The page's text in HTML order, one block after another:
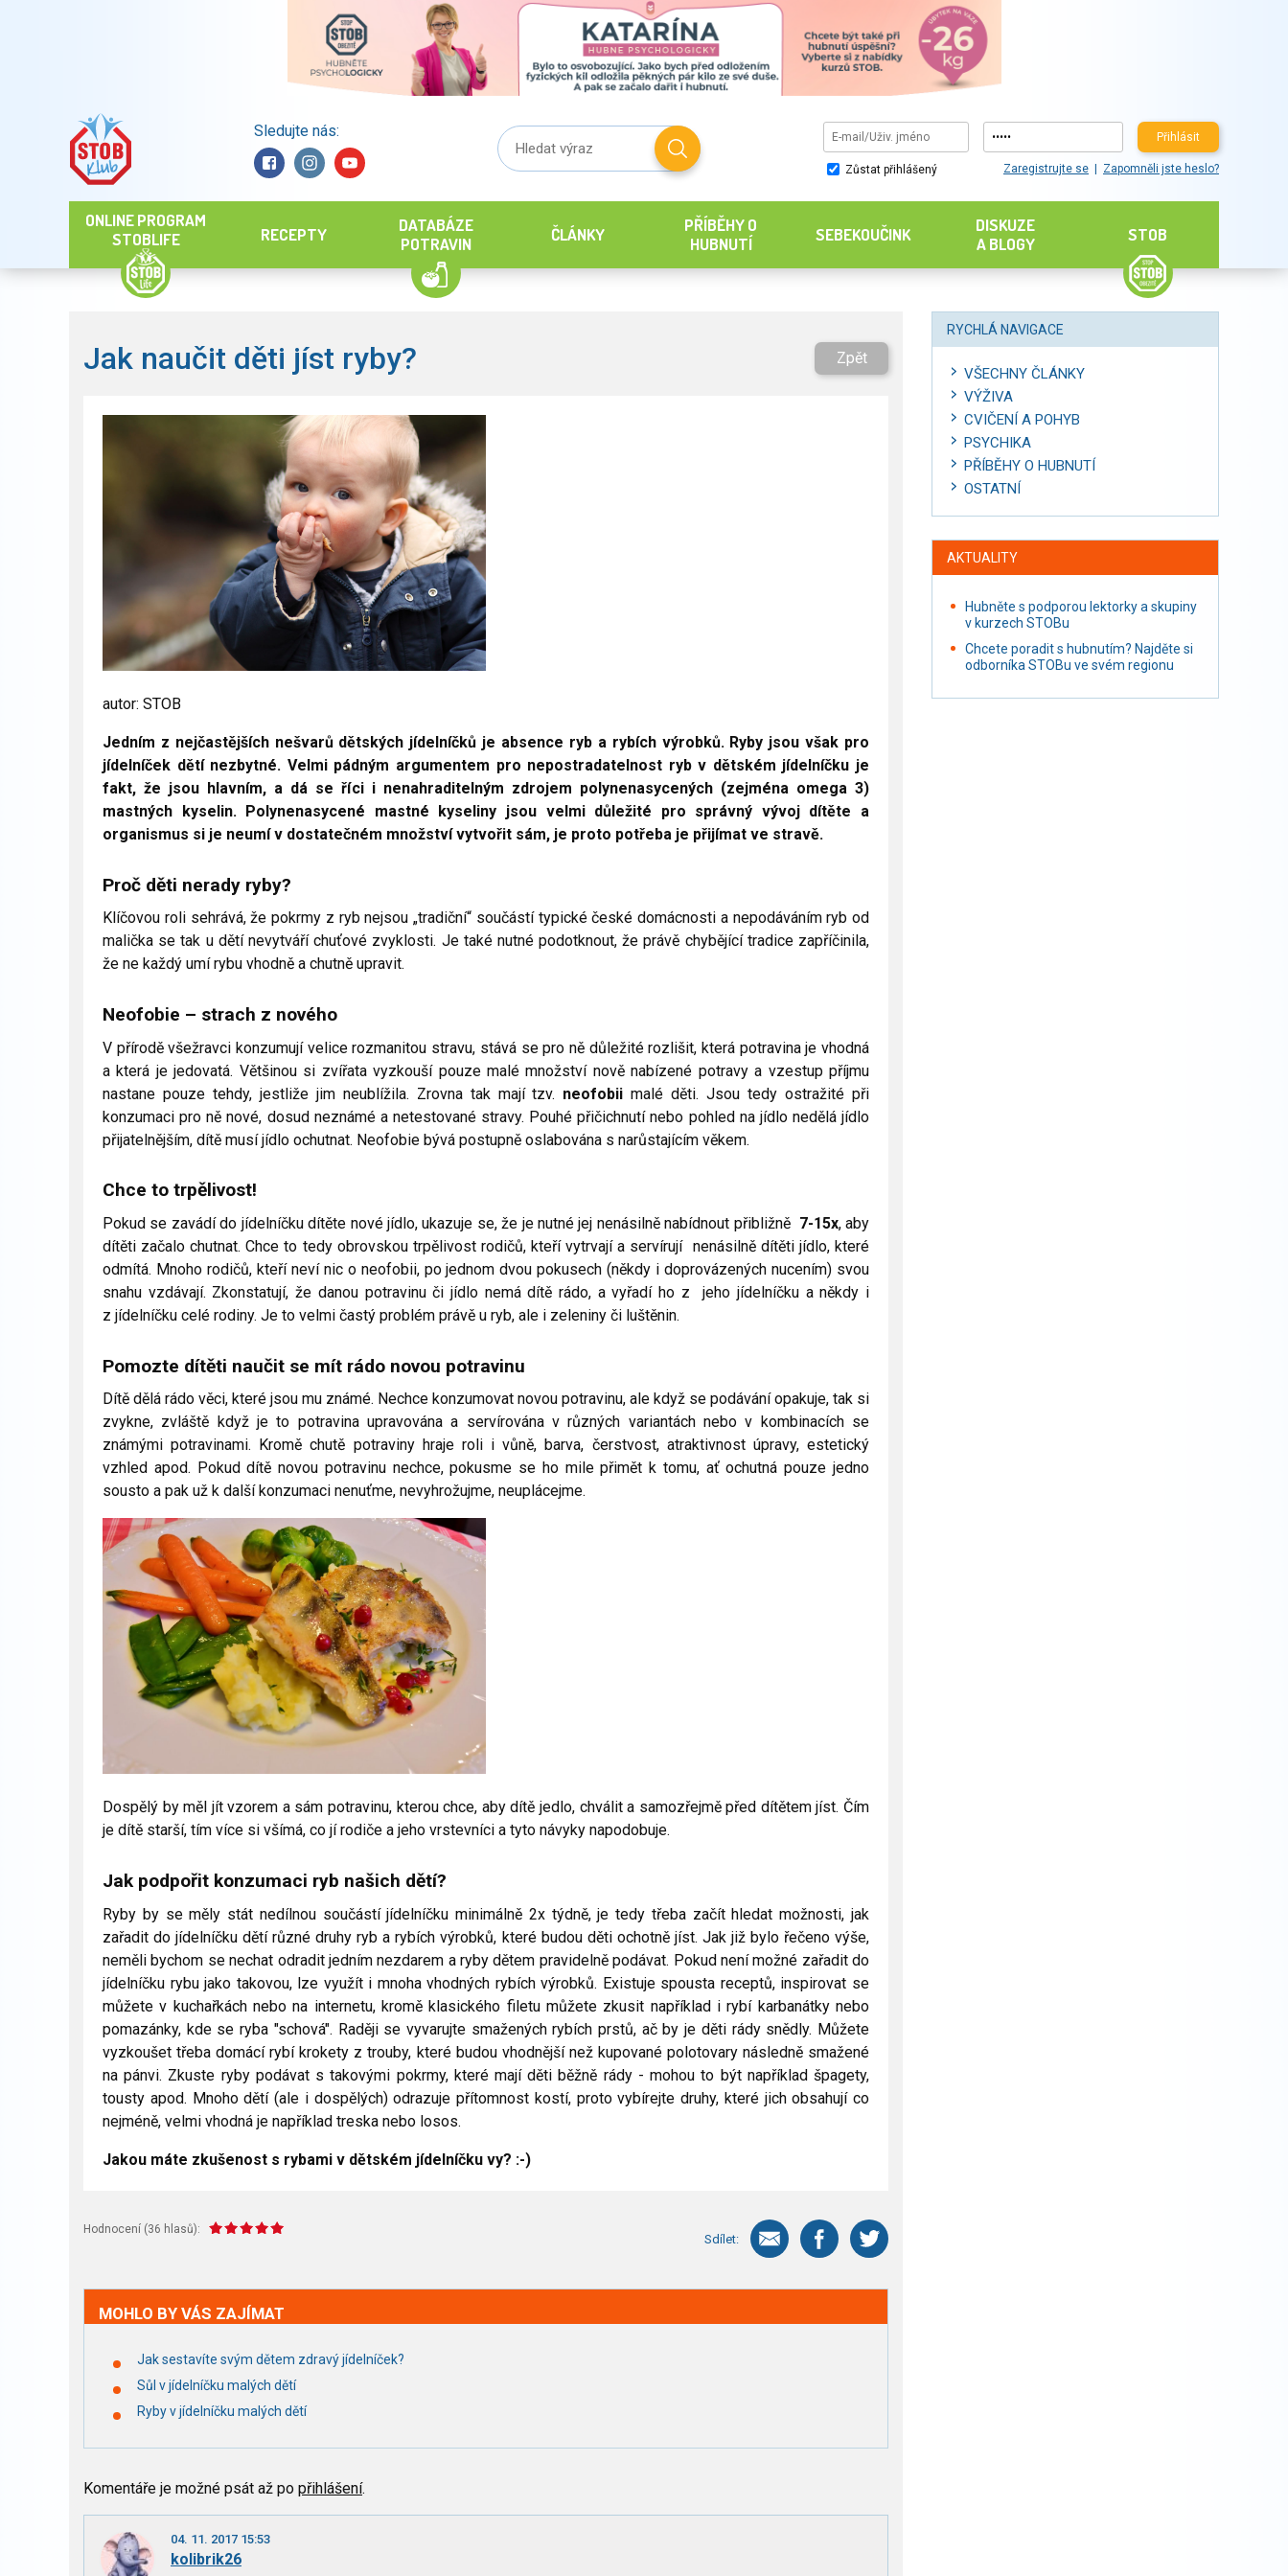
Sledujte nás: Přihlásit
Zůstat přihlášený Zaregistrujte se Zapomněli jste heslo?
ONLINE PROGRAM
STOBLIFE
RECEPTY
DATABÁZE
POTRAVIN
ČLÁNKY
PŘÍBĚHY O
HUBNUTÍ
SEBEKOUČINK
DISKUZE
A BLOGY
STOB
Jak naučit děti jíst ryby? Zpět
autor: STOB
Jedním z nejčastějších nešvarů dětských jídelníčků je absence ryb a rybích výrobků. Ryby jsou však pro
jídelníček dětí nezbytné. Velmi pádným argumentem pro nepostradatelnost ryb v dětském jídelníčku je
fakt, že jsou hlavním, a dá se říci i nenahraditelným zdrojem polynenasycených (zejména omega 3)
mastných kyselin. Polynenasycené mastné kyseliny jsou velmi důležité pro správný vývoj dítěte a
organismus si je neumí v dostatečném množství vytvořit sám, je proto potřeba je přijímat ve stravě.
Proč děti nerady ryby?
Klíčovou roli sehrává, že pokrmy z ryb nejsou „tradiční“ součástí typické české domácnosti a nepodáváním ryb od
malička se tak u dětí nevytváří chuťové zvyklosti. Je také nutné podotknout, že právě chybějící tradice zapříčinila,
že ne každý umí rybu vhodně a chutně upravit.
Neofobie – strach z nového
V přírodě všežravci konzumují velice rozmanitou stravu, stává se pro ně důležité rozlišit, která potravina je vhodná
a která je jedovatá. Většinou si zvířata vyzkouší pouze malé množství nově nabízené potravy a vzestup příjmu
nastane pouze tehdy, jestliže jim neublížila. Zrovna tak mají tzv. neofobii malé děti. Jsou tedy ostražité při
konzumaci pro ně nové, dosud neznámé a netestované stravy. Pouhé přičichnutí nebo pohled na jídlo nedělá jídlo
přijatelnějším, dítě musí jídlo ochutnat. Neofobie bývá postupně oslabována s narůstajícím věkem.
Chce to trpělivost!
Pokud se zavádí do jídelníčku dítěte nové jídlo, ukazuje se, že je nutné jej nenásilně nabídnout přibližně 7-15x, aby
dítěti začalo chutnat. Chce to tedy obrovskou trpělivost rodičů, kteří vytrvají a servírují nenásilně dítěti jídlo, které
odmítá. Mnoho rodičů, kteří neví nic o neofobii, po jednom dvou pokusech (někdy i doprovázených nucením) svou
snahu vzdávají. Zkonstatují, že danou potravinu či jídlo nemá dítě rádo, a vyřadí ho z jeho jídelníčku a někdy i
z jídelníčku celé rodiny. Je to velmi častý problém právě u ryb, ale i zeleniny či luštěnin.
Pomozte dítěti naučit se mít rádo novou potravinu
Dítě dělá rádo věci, které jsou mu známé. Nechce konzumovat novou potravinu, ale když se podávání opakuje, tak si
zvykne, zvláště když je to potravina upravována a servírována v různých variantách nebo v kombinacích se
známými potravinami. Kromě chutě potraviny hraje roli i vůně, barva, čerstvost, atraktivnost úpravy, estetický
vzhled apod. Pokud dítě novou potravinu nechce, pokusme se ho mile přimět k tomu, ať ochutná pouze jedno
sousto a pak už k další konzumaci nenuťme, nevyhrožujme, neuplácejme.
Dospělý by měl jít vzorem a sám potravinu, kterou chce, aby dítě jedlo, chválit a samozřejmě před dítětem jíst. Čím
je dítě starší, tím více si všímá, co jí rodiče a jeho vrstevníci a tyto návyky napodobuje.
Jak podpořit konzumaci ryb našich dětí?
Ryby by se měly stát nedílnou součástí jídelníčku minimálně 2x týdně, je tedy třeba začít hledat možnosti, jak
zařadit do jídelníčku dětí různé druhy ryb a rybích výrobků, které budou děti ochotně jíst. Jak již bylo řečeno výše,
neměli bychom se nechat odradit jedním nezdarem a ryby dětem pravidelně podávat. Pokud není možné zařadit do
jídelníčku rybu jako takovou, lze využít i mnoha vhodných rybích výrobků. Existuje spousta receptů, inspirovat se
můžete v kuchařkách nebo na internetu, kromě klasického filetu můžete zkusit například i rybí karbanátky nebo
pomazánky, kde se ryba "schová". Raději se vyvarujte smažených rybích prstů, ač by je děti rády snědly. Můžete
vyzkoušet třeba domácí rybí krokety z trouby, které budou vhodnější než kupované polotovary následně smažené
na pánvi. Zkuste ryby podávat s takovými pokrmy, které mají děti běžně rády - mohou to být například špagety,
tousty apod. Mnoho dětí (ale i dospělých) odrazuje přítomnost kostí, proto vybírejte druhy, které jich obsahují co
nejméně, velmi vhodná je například treska nebo losos.
Jakou máte zkušenost s rybami v dětském jídelníčku vy? :-)
Hodnocení (36 hlasů):
Sdílet:
MOHLO BY VÁS ZAJÍMAT
Jak sestavíte svým dětem zdravý jídelníček?
Sůl v jídelníčku malých dětí
Ryby v jídelníčku malých dětí
Komentáře je možné psát až po přihlášení.
04. 11. 2017 15:53
kolibrik26
RYCHLÁ NAVIGACE
VŠECHNY ČLÁNKY
VÝŽIVA
CVIČENÍ A POHYB
PSYCHIKA
PŘÍBĚHY O HUBNUTÍ
OSTATNÍ
AKTUALITY
Hubněte s podporou lektorky a skupiny
v kurzech STOBu
Chcete poradit s hubnutím? Najděte si
odborníka STOBu ve svém regionu